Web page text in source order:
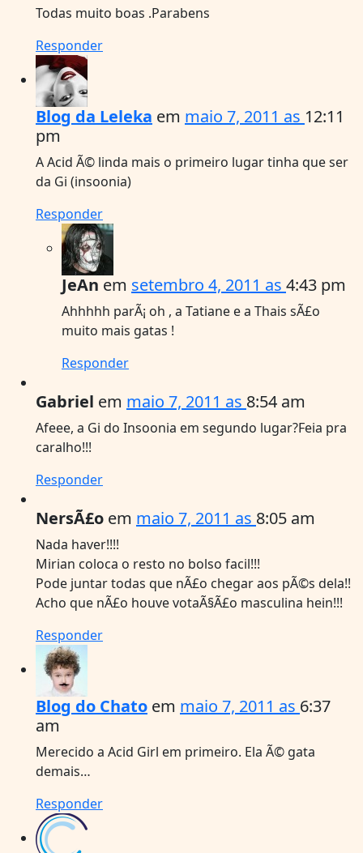
Todas muito boas .Parabens
Responder
Blog da Leleka em maio 7, 2011 as 12:11
pm
A Acid Ã© linda mais o primeiro lugar tinha que ser
da Gi (insoonia)
Responder
JeAn em setembro 4, 2011 as 4:43 pm
Ahhhhh parÃ¡ oh , a Tatiane e a Thais sÃ£o
muito mais gatas !
Responder
Gabriel em maio 7, 2011 as 8:54 am
Afeee, a Gi do Insoonia em segundo lugar?Feia pra
caralho!!!
Responder
NersÃ£o em maio 7, 2011 as 8:05 am
Nada haver!!!!
Mirian coloca o resto no bolso facil!!!
Pode juntar todas que nÃ£o chegar aos pÃ©s dela!!
Acho que nÃ£o houve votaÃ§Ã£o masculina hein!!!
Responder
Blog do Chato em maio 7, 2011 as 6:37
am
Merecido a Acid Girl em primeiro. Ela Ã© gata
demais…
Responder